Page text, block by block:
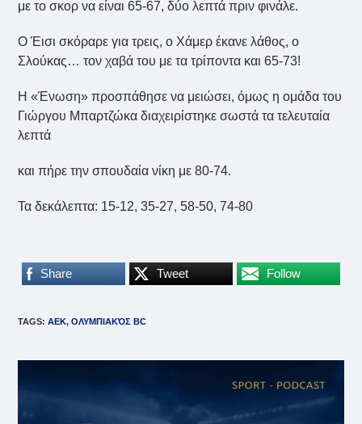
με το σκορ να είναι 65-67, δύο λεπτά πριν φινάλε.
Ο Έισι σκόραρε για τρεις, ο Χάμερ έκανε λάθος, ο
Σλούκας… τον χαβά του με τα τρίποντα και 65-73!
Η «Ένωση» προσπάθησε να μειώσει, όμως η ομάδα του
Γιώργου Μπαρτζώκα διαχειρίστηκε σωστά τα τελευταία
λεπτά
και πήρε την σπουδαία νίκη με 80-74.
Τα δεκάλεπτα: 15-12, 35-27, 58-50, 74-80
Share Tweet Follow
TAGS:ΑΕΚ, ΟΛΥΜΠΙΑΚΌΣ BC